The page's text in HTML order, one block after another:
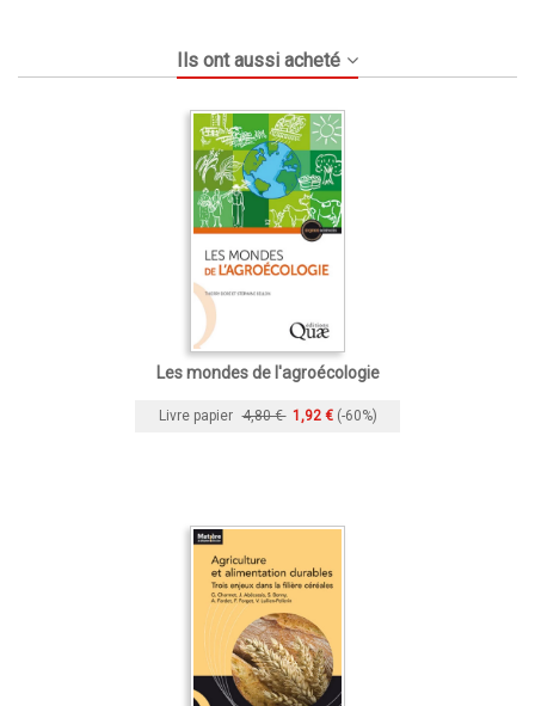
Ils ont aussi acheté
Les mondes de l'agroécologie
Livre papier 4,80 € 1,92 € (-60%)